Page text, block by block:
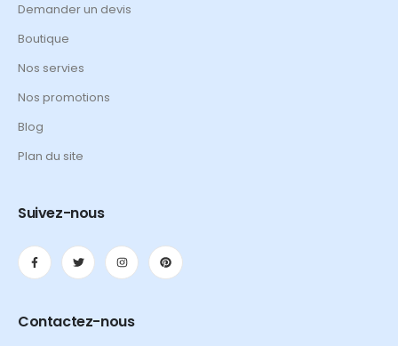
Demander un devis
Boutique
Nos servies
Nos promotions
Blog
Plan du site
Suivez-nous
Contactez-nous